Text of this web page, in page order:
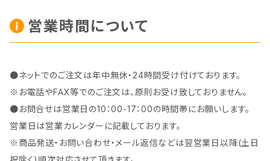
営業時間について
●ネットでのご注文は年中無休・24時間受け付けております。
※お電話やFAX等でのご注文は、原則お受け致しておりません。
●お問合せは営業日の10：00-17：00の時間帯にお願いします。
営業日は営業カレンダーに記載しております。
※商品発送・お問い合わせ・メール返信などは翌営業日以降(土日